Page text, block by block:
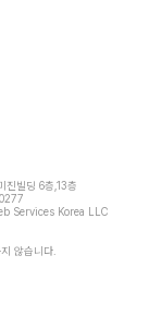
진빌딩 6층,13층
Services Korea LLC
않습니다.